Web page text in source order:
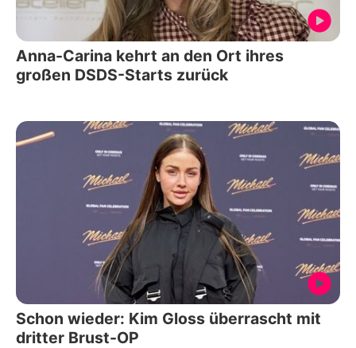
Anna-Carina kehrt an den Ort ihres
großen DSDS-Starts zurück
Schon wieder: Kim Gloss überrascht mit
dritter Brust-OP